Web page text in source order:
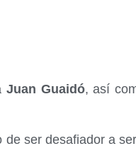
Juan Guaidó, así
ser desafiador a